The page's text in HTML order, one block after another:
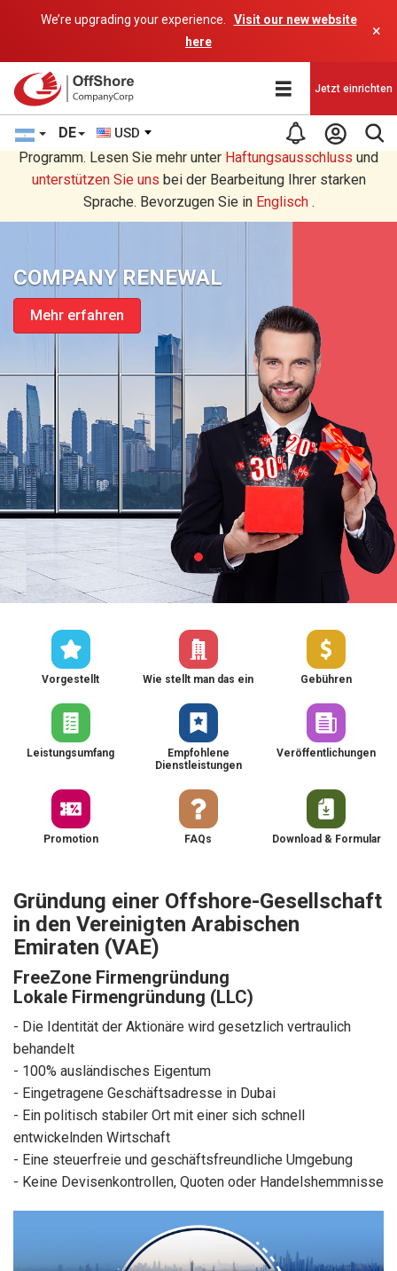
We’re upgrading your experience.
Visit our new website
here
×
DE USD
Jetzt einrichten
Sie lesen eine Deutsche Übersetzung durch ein AI-
Programm. Lesen Sie mehr unter Haftungsausschluss und
unterstützen Sie uns bei der Bearbeitung Ihrer starken
Sprache. Bevorzugen Sie in Englisch.
COMPANY RENEWAL
Mehr erfahren
Vorgestellt Wie stellt man das ein Gebühren
Leistungsumfang
Empfohlene
Dienstleistungen
Veröffentlichungen
Promotion FAQs Download & Formular
Gründung einer Offshore-Gesellschaft
in den Vereinigten Arabischen
Emiraten (VAE)
FreeZone Firmengründung
Lokale Firmengründung (LLC)
- Die Identität der Aktionäre wird gesetzlich vertraulich
behandelt
- 100% ausländisches Eigentum
- Eingetragene Geschäftsadresse in Dubai
- Ein politisch stabiler Ort mit einer sich schnell
entwickelnden Wirtschaft
- Eine steuerfreie und geschäftsfreundliche Umgebung
- Keine Devisenkontrollen, Quoten oder Handelshemmnisse